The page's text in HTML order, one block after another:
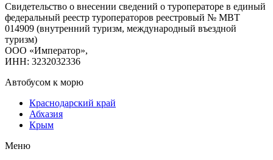
Свидетельство о внесении сведений о туроператоре в единый
федеральный реестр туроператоров реестровый № МВТ
014909 (внутренний туризм, международный въездной
туризм)
ООО «Император»,
ИНН: 3232032336
Автобусом к морю
Краснодарский край
Абхазия
Крым
Меню